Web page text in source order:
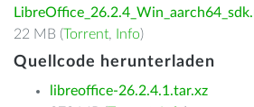
22 MB (Torrent, Info)
Quellcode herunterladen
libreoffice-26.2.4.1.tar.xz